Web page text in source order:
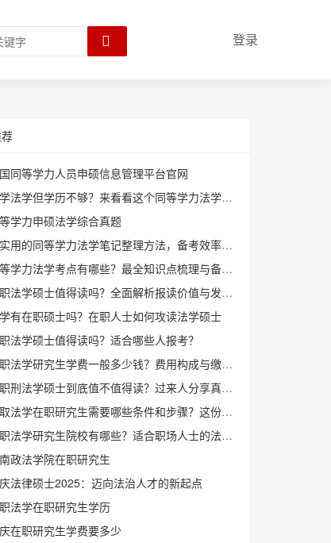
登录
同等学力人员申硕信息管理平台官网
法学但学历不够？来看看这个同等学力法学培训班
学力申硕法学综合真题
用的同等学力法学笔记整理方法，备考效率翻倍！
学力法学考点有哪些？最全知识点梳理与备考指南
法学硕士值得读吗？全面解析报读价值与发展前景
有在职硕士吗？在职人士如何攻读法学硕士
法学硕士值得读吗？适合哪些人报考？
法学研究生学费一般多少钱？费用构成与缴费方式详解
刑法学硕士到底值不值得读？过来人分享真实学习体验
法学在职研究生需要哪些条件和步骤？这份攻略告诉你答案
法学研究生院校有哪些？适合职场人士的法学读研选择
政法学院在职研究生
法律硕士2025：迈向法治人才的新起点
法学在职研究生学历
在职研究生学费要多少